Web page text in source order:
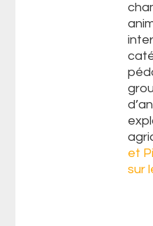
et
sur